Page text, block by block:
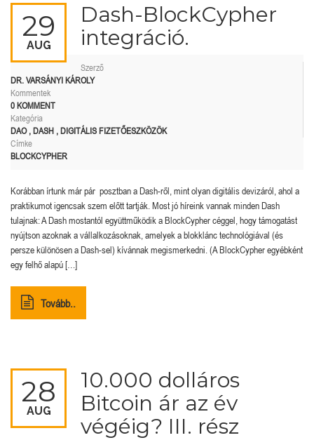
29
AUG
Dash-BlockCypher
integráció.
Szerző
DR. VARSÁNYI KÁROLY
Kommentek
0 KOMMENT
Kategória
DAO, DASH , DIGITÁLIS FIZETŐESZKÖZÖK
Címke
BLOCKCYPHER
Korábban írtunk már pár posztban a Dash-ről, mint olyan digitális devizáról, ahol a
praktikumot igencsak szem előtt tartják. Most jó híreink vannak minden Dash
tulajnak: A Dash mostantól együttműködik a BlockCypher céggel, hogy támogatást
nyújtson azoknak a vállalkozásoknak, amelyek a blokklánc technológiával (és
persze különösen a Dash-sel) kívánnak megismerkedni. (A BlockCypher egyébként
egy felhő alapú […]
Tovább..
28
AUG
10.000 dolláros
Bitcoin ár az év
végéig? III. rész